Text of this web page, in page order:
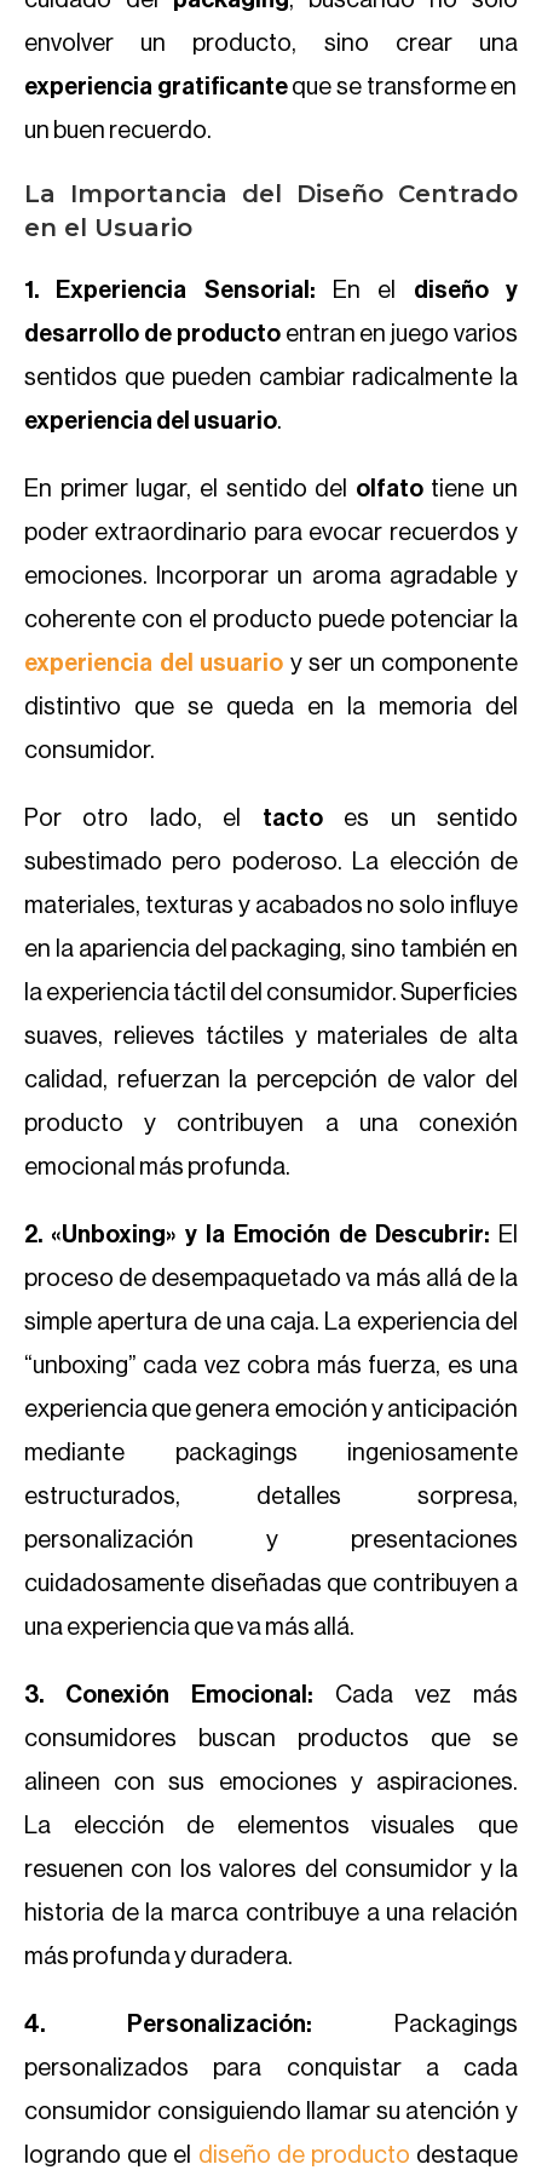
envolver un producto, sino crear una
experiencia gratificanteque se transforme en
un buen recuerdo.
La Importancia del Diseño Centrado
en el Usuario
1. Experiencia Sensorial: En el diseño y
desarrollo de productoentran en juego varios
sentidos que pueden cambiar radicalmente la
experiencia del usuario.
En primer lugar, el sentido del olfato tiene un
poder extraordinario para evocar recuerdos y
emociones. Incorporar un aroma agradable y
coherente con el producto puede potenciar la
experiencia del usuario y ser un componente
distintivo que se queda en la memoria del
consumidor.
Por otro lado, el tacto es un sentido
subestimado pero poderoso. La elección de
materiales, texturas y acabados no solo influye
en la apariencia del packaging, sino también en
la experiencia táctil del consumidor. Superficies
suaves, relieves táctiles y materiales de alta
calidad, refuerzan la percepción de valor del
producto y contribuyen a una conexión
emocional más profunda.
2. «Unboxing» y la Emoción de Descubrir: El
proceso de desempaquetado va más allá de la
simple apertura de una caja. La experiencia del
“unboxing” cada vez cobra más fuerza, es una
experiencia que genera emoción y anticipación
mediante packagings ingeniosamente
estructurados, detalles sorpresa,
personalización y presentaciones
cuidadosamente diseñadas que contribuyen a
una experiencia que va más allá.
3. Conexión Emocional: Cada vez más
consumidores buscan productos que se
alineen con sus emociones y aspiraciones.
La elección de elementos visuales que
resuenen con los valores del consumidor y la
historia de la marca contribuye a una relación
más profunda y duradera.
4. Personalización: Packagings
personalizados para conquistar a cada
consumidor consiguiendo llamar su atención y
logrando que el diseño de producto destaque